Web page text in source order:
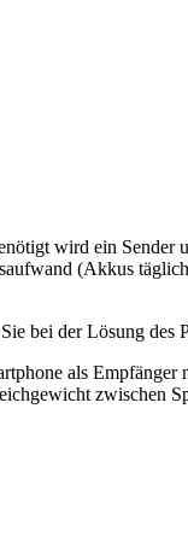
wird ein
(Akkus
bei der Lösung des
als Empfänger
zwischen